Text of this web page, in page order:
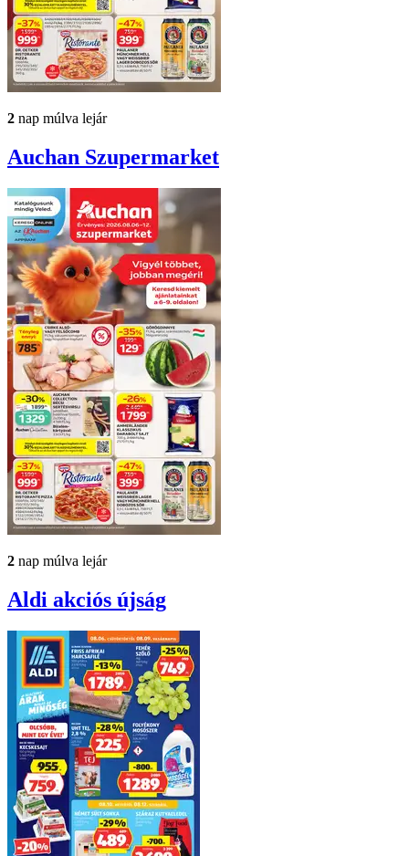
2 nap múlva lejár
Auchan Szupermarket
2 nap múlva lejár
Aldi akciós újság